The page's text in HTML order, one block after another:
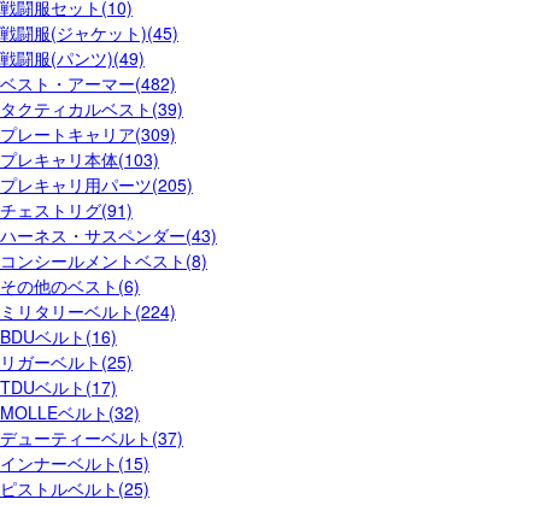
戦闘服セット(10)
戦闘服(ジャケット)(45)
戦闘服(パンツ)(49)
ベスト・アーマー(482)
タクティカルベスト(39)
プレートキャリア(309)
プレキャリ本体(103)
プレキャリ用パーツ(205)
チェストリグ(91)
ハーネス・サスペンダー(43)
コンシールメントベスト(8)
その他のベスト(6)
ミリタリーベルト(224)
BDUベルト(16)
リガーベルト(25)
TDUベルト(17)
MOLLEベルト(32)
デューティーベルト(37)
インナーベルト(15)
ピストルベルト(25)